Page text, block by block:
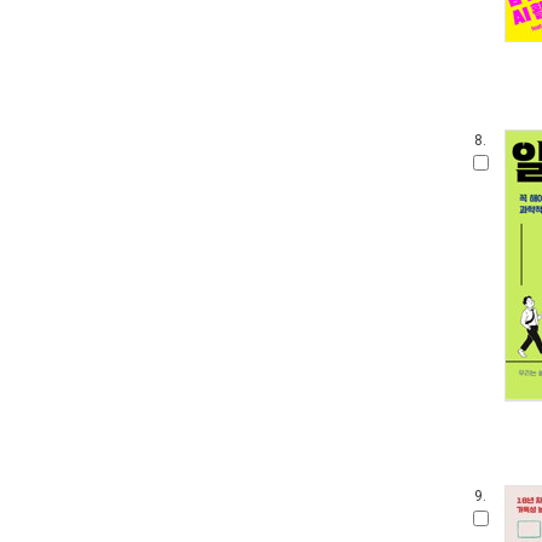
8.
9.